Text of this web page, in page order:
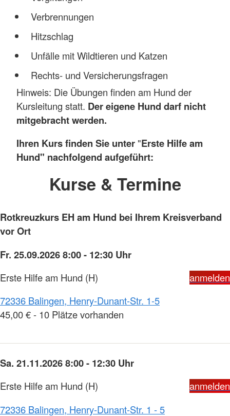
Verbrennungen
Hitzschlag
Unfälle mit Wildtieren und Katzen
Rechts- und Versicherungsfragen
Hinweis: Die Übungen finden am Hund der
Kursleitung statt. Der eigene Hund darf nicht
mitgebracht werden.
Ihren Kurs finden Sie unter "Erste Hilfe am
Hund" nachfolgend aufgeführt:
Kurse & Termine
Rotkreuzkurs EH am Hund bei Ihrem Kreisverband
vor Ort
Fr. 25.09.2026 8:00 - 12:30 Uhr
Erste Hilfe am Hund (H)
anmelden
72336 Balingen, Henry-Dunant-Str. 1-5
45,00 € - 10 Plätze vorhanden
Sa. 21.11.2026 8:00 - 12:30 Uhr
Erste Hilfe am Hund (H)
anmelden
72336 Balingen, Henry-Dunant-Str. 1 - 5